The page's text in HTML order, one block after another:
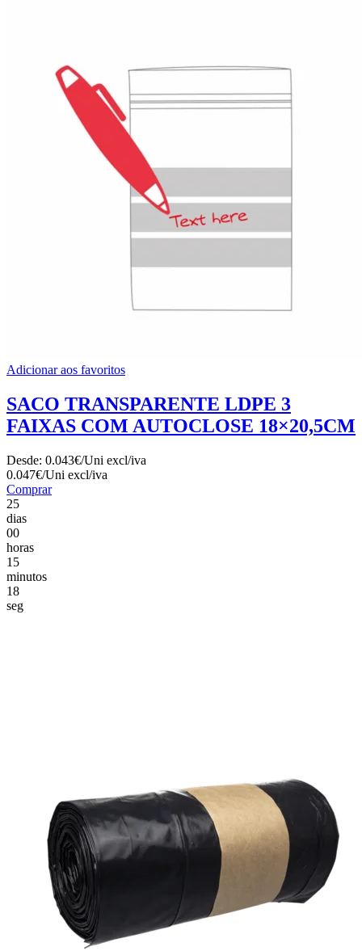
Adicionar aos favoritos
SACO TRANSPARENTE LDPE 3
FAIXAS COM AUTOCLOSE 18×20,5CM
Desde: 0.043€/Uni excl/iva
0.047€/Uni excl/iva
Comprar
25
dias
00
horas
15
minutos
17
seg